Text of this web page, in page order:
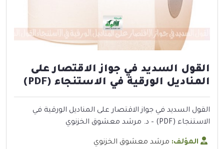
القول السديد في جواز الاقتصار على
المناديل الورقية في الاستنجاء (PDF)
القول السديد في جواز الاقتصار على المناديل الورقية في
الاستنجاء (PDF) – د. مرشد معشوق الخزنوي
المؤلف: مرشد معشوق الخزنوي